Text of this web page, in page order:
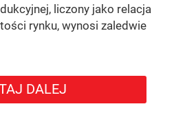
liczony jako relacja
rynku, wynosi zaledwie
DALEJ